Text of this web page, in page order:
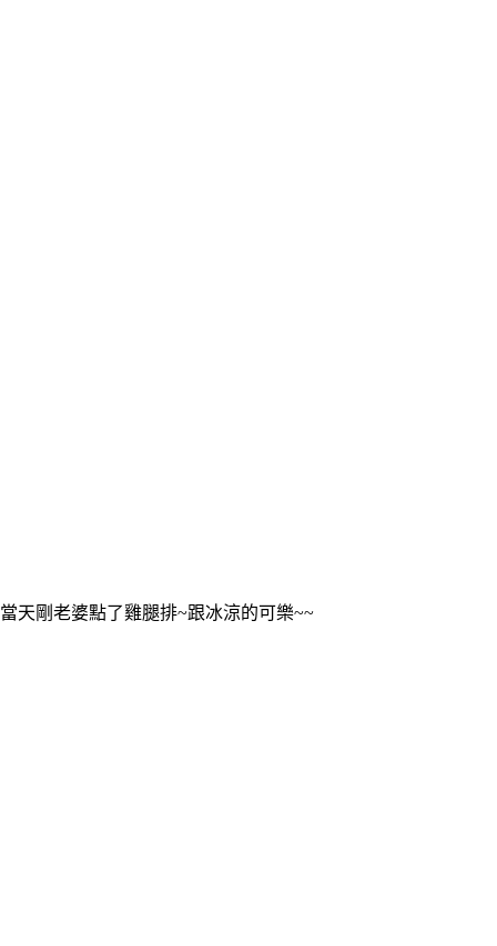
當天剛老婆點了雞腿排~跟冰涼的可樂~~